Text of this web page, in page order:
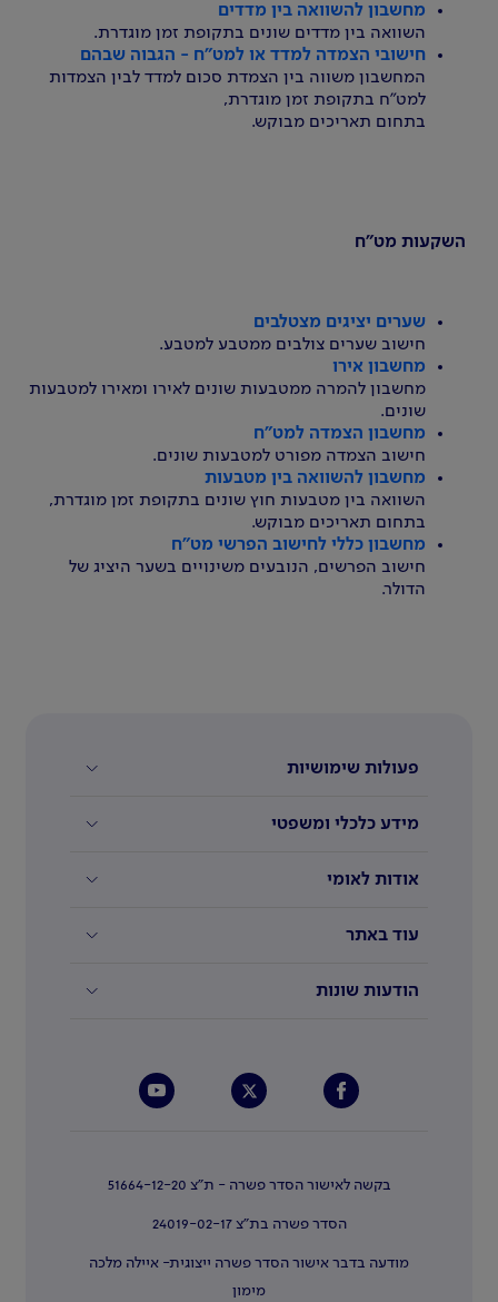
מחשבון להשוואה בין מדדים
השוואה בין מדדים שונים בתקופת זמן מוגדרת.
חישובי הצמדה למדד או למט"ח - הגבוה שבהם
המחשבון משווה בין הצמדת סכום למדד לבין הצמדות
למט"ח בתקופת זמן מוגדרת,
בתחום תאריכים מבוקש.
השקעות מט"ח
שערים יציגים מצטלבים
חישוב שערים צולבים ממטבע למטבע.
מחשבון אירו
מחשבון להמרה ממטבעות שונים לאירו ומאירו למטבעות
שונים.
מחשבון הצמדה למט"ח
חישוב הצמדה מפורט למטבעות שונים.
מחשבון להשוואה בין מטבעות
השוואה בין מטבעות חוץ שונים בתקופת זמן מוגדרת,
בתחום תאריכים מבוקש.
מחשבון כללי לחישוב הפרשי מט"ח
חישוב הפרשים, הנובעים משינויים בשער היציג של
הדולר.
פעולות שימושיות
מידע כלכלי ומשפטי
אודות לאומי
עוד באתר
הודעות שונות
בקשה לאישור הסדר פשרה - ת"צ 51664-12-20
הסדר פשרה בת"צ 24019-02-17
מודעה בדבר אישור הסדר פשרה ייצוגית- איילה מלכה
מימון